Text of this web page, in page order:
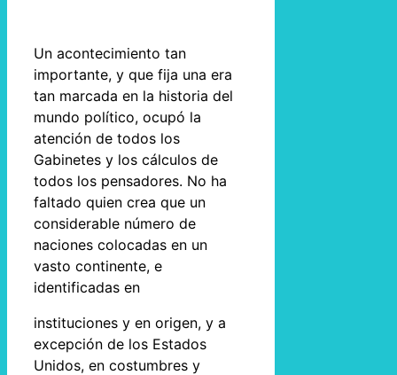
Un acontecimiento tan
importante, y que fija una era
tan marcada en la historia del
mundo político, ocupó la
atención de todos los
Gabinetes y los cálculos de
todos los pensadores. No ha
faltado quien crea que un
considerable número de
naciones colocadas en un
vasto continente, e
identificadas en
instituciones y en origen, y a
excepción de los Estados
Unidos, en costumbres y